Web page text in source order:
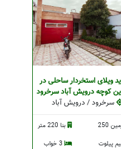
ویلای استخردار ساحلی در
کوچه درویش آباد سرخرود
سرخرود / درویش آباد
زمین 250
بنا 220 متر
پیلوت